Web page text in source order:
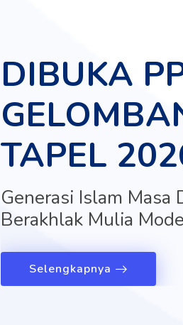
DIBUKA
TAPEL
Generasi Islam Masa
Berakhlak Mulia
Selengkapnya